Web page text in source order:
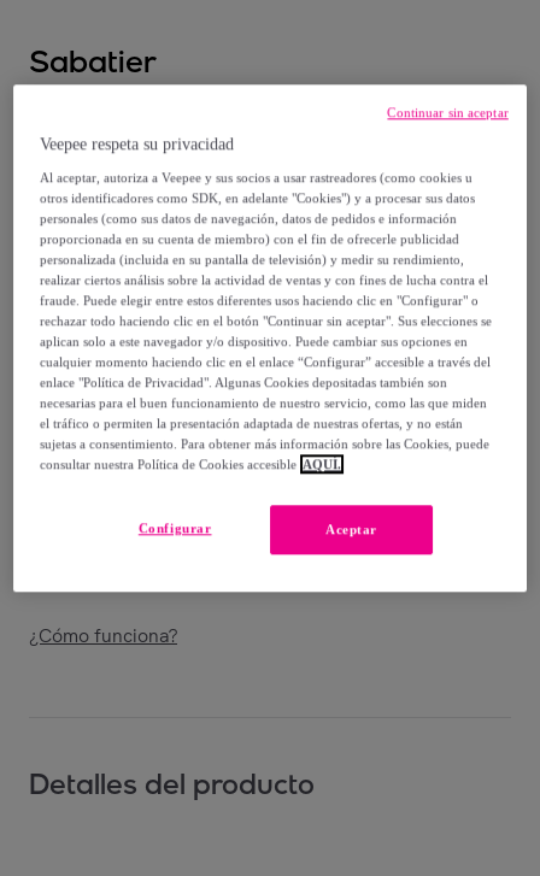
Sabatier
Pro Flex - Espátula curvada 25 cm
Modelo: Pro Flex - Espátula curvada 25 cm
10,40 €
13,00 €
-20%
Vendido porAmefa Couzon
Entrega
Entrega desde8,98 €
¿Cómo funciona?
Detalles del producto
Veepee respeta su privacidad
Al aceptar, autoriza a Veepee y sus socios a usar rastreadores (como cookies u
otros identificadores como SDK, en adelante "Cookies") y a procesar sus datos
personales (como sus datos de navegación, datos de pedidos e información
proporcionada en su cuenta de miembro) con el fin de ofrecerle publicidad
personalizada (incluida en su pantalla de televisión) y medir su rendimiento,
realizar ciertos análisis sobre la actividad de ventas y con fines de lucha contra el
fraude. Puede elegir entre estos diferentes usos haciendo clic en "Configurar" o
rechazar todo haciendo clic en el botón "Continuar sin aceptar". Sus elecciones se
aplican solo a este navegador y/o dispositivo. Puede cambiar sus opciones en
cualquier momento haciendo clic en el enlace “Configurar” accesible a través del
enlace "Política de Privacidad". Algunas Cookies depositadas también son
necesarias para el buen funcionamiento de nuestro servicio, como las que miden
el tráfico o permiten la presentación adaptada de nuestras ofertas, y no están
sujetas a consentimiento. Para obtener más información sobre las Cookies, puede
consultar nuestra Política de Cookies accesible AQUÍ.
Aceptar
Configurar
Continuar sin aceptar